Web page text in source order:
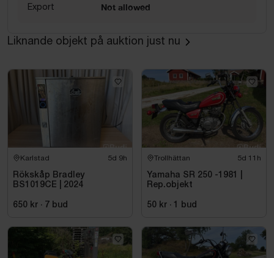
Export Not allowed
Liknande objekt på auktion just nu
Karlstad 5d 9h
Rökskåp Bradley
BS1019CE | 2024
650 kr · 7 bud
Trollhättan 5d 11h
Yamaha SR 250 -1981 |
Rep.objekt
50 kr · 1 bud